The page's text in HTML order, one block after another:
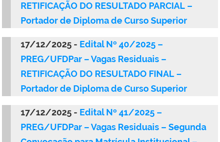
RETIFICAÇÃO DO RESULTADO PARCIAL –
Portador de Diploma de Curso Superior
17/12/2025 - Edital Nº 40/2025 –
PREG/UFDPar – Vagas Residuais –
RETIFICAÇÃO DO RESULTADO FINAL –
Portador de Diploma de Curso Superior
17/12/2025 - Edital Nº 41/2025 –
PREG/UFDPar – Vagas Residuais – Segunda